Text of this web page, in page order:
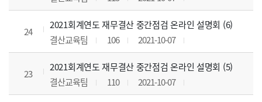
24
2021회계연도 재무결산 중간점검 온라인 설명회 (6)
결산교육팀
106 2021-10-07
23
2021회계연도 재무결산 중간점검 온라인 설명회 (5)
결산교육팀
110 2021-10-07